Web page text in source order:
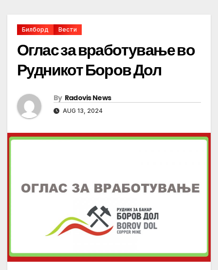
Билборд Вести
Оглас за вработување во
Рудникот Боров Дол
By Radovis News
AUG 13, 2024